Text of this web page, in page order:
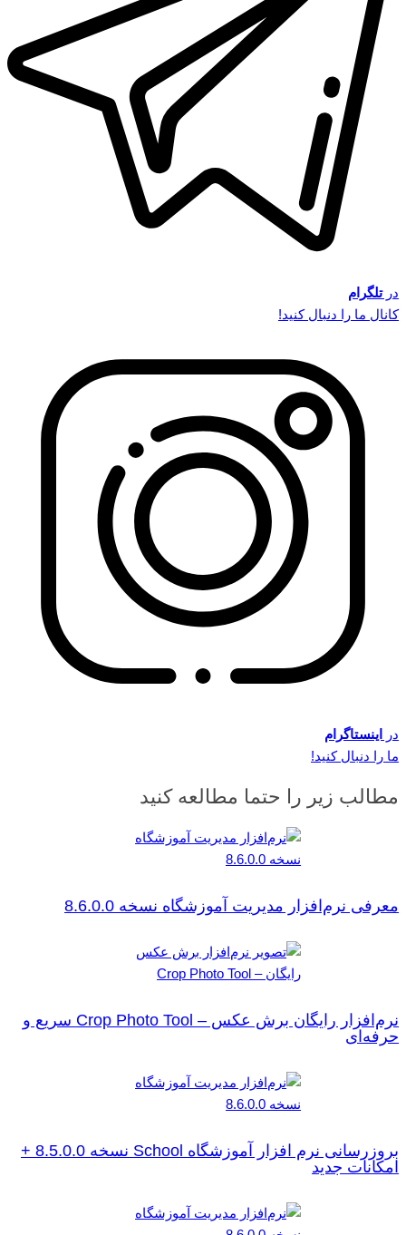
درتلگرام
کانال ما را دنبال کنید!
در
اینستاگرام
ما را دنبال کنید!
مطالب زیر را حتما مطالعه کنید
معرفی نرم‌افزار مدیریت آموزشگاه نسخه 8.6.0.0
نرم‌افزار رایگان برش عکس – Crop Photo Tool سریع و
حرفه‌ای
بروزرسانی نرم افزار آموزشگاه School نسخه 8.5.0.0 +
امکانات جدید